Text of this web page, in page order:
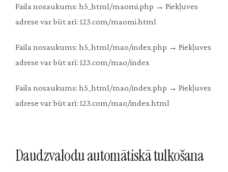
Faila nosaukums: h5_html/maomi.php → Piekļuves
adrese var būt arī: 123.com/maomi.html
Faila nosaukums: h5_html/mao/index.php → Piekļuves
adrese var būt arī: 123.com/mao/index
Faila nosaukums: h5_html/mao/index.php → Piekļuves
adrese var būt arī: 123.com/mao/index.html
Daudzvalodu automātiskā tulkošana